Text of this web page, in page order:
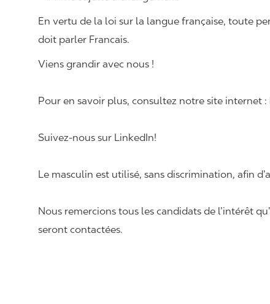
En vertu de la loi sur la langue française, toute
doit
Viens grandir avec nous !
Pour en savoir plus, consultez notre site internet
Suivez-nous sur LinkedIn!
Le masculin est utilisé, sans discrimination, afin
Nous remercions tous les candidats de l’intérêt
seront contactées.